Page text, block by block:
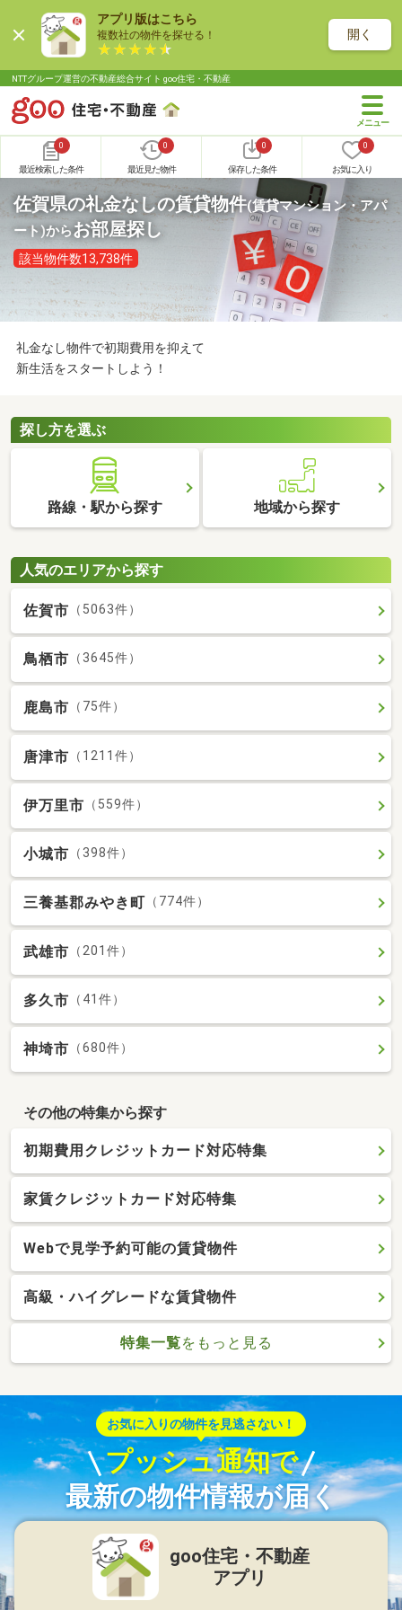
アプリ版はこちら
複数社の物件を探せる！ 開く
NTTグループ運営の不動産総合サイト goo住宅・不動産
0
最近検索した条件
0
最近見た物件
0
保存した条件
0
お気に入り
佐賀県の礼金なしの賃貸物件(賃貸マンション・アパ
ート)からお部屋探し
該当物件数13,738件
礼金なし物件で初期費用を抑えて
新生活をスタートしよう！
探し方を選ぶ
路線・駅から探す 地域から探す
人気のエリアから探す
佐賀市 （5063件）
鳥栖市 （3645件）
鹿島市 （75件）
唐津市 （1211件）
伊万里市 （559件）
小城市 （398件）
三養基郡みやき町 （774件）
武雄市 （201件）
多久市 （41件）
神埼市 （680件）
その他の特集から探す
初期費用クレジットカード対応特集
家賃クレジットカード対応特集
Webで見学予約可能の賃貸物件
高級・ハイグレードな賃貸物件
特集一覧をもっと見る
お気に入りの物件を見逃さない！
プッシュ通知で
最新の物件情報が届く
goo住宅・不動産
アプリ